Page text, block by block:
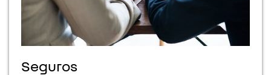
Seguros